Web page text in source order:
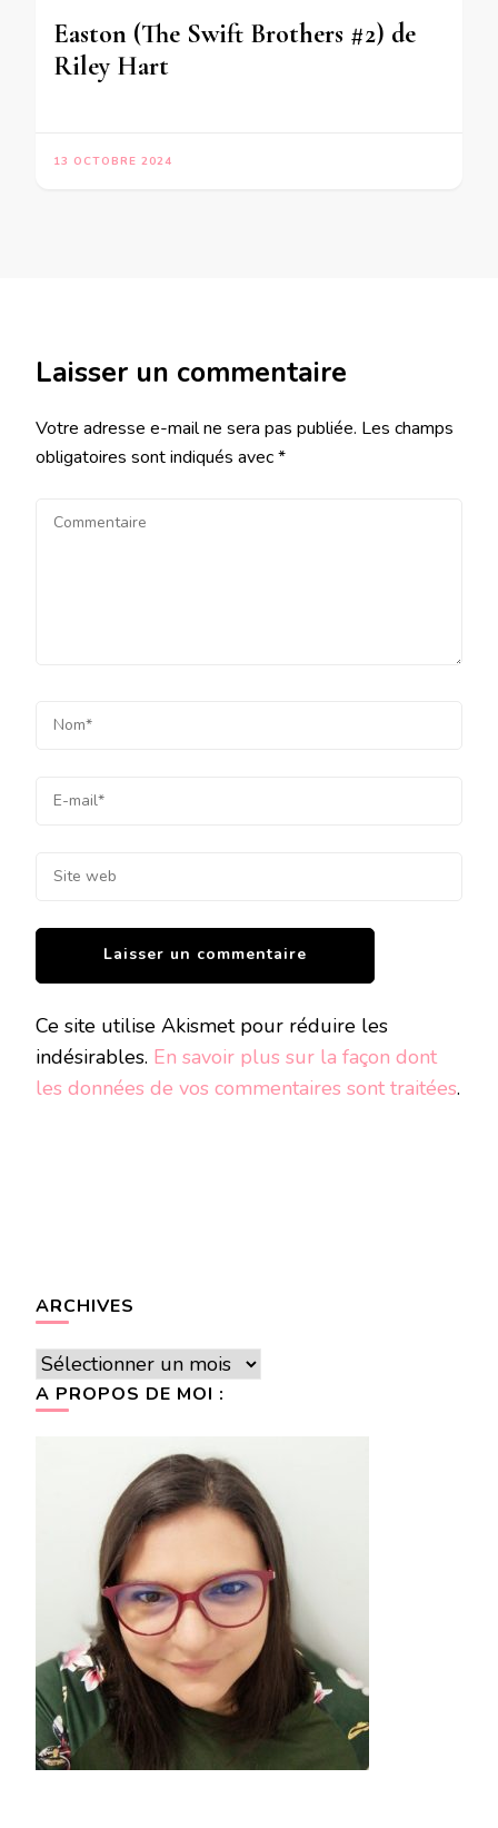
Easton (The Swift Brothers #2) de
Riley Hart
13 OCTOBRE 2024
Laisser un commentaire
Votre adresse e-mail ne sera pas publiée. Les champs
obligatoires sont indiqués avec*
Ce site utilise Akismet pour réduire les
indésirables. En savoir plus sur la façon dont
les données de vos commentaires sont traitées.
ARCHIVES
Archives
A PROPOS DE MOI :